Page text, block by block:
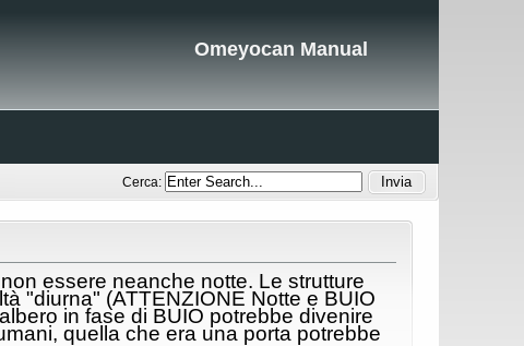
Omeyocan Manual
Cerca:
essere neanche notte. Le strutture
"diurna" (ATTENZIONE Notte e BUIO
in fase di BUIO potrebbe divenire
quella che era una porta potrebbe